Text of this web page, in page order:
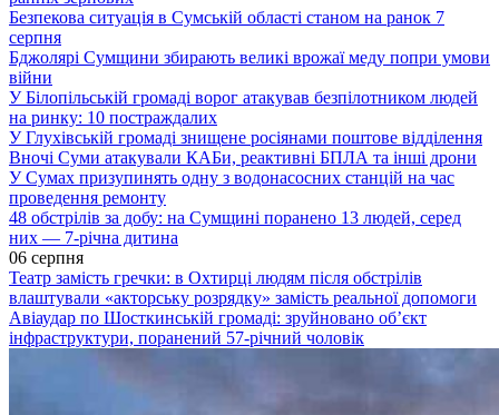
Безпекова ситуація в Сумській області станом на ранок 7
серпня
Бджолярі Сумщини збирають великі врожаї меду попри умови
війни
У Білопільській громаді ворог атакував безпілотником людей
на ринку: 10 постраждалих
У Глухівській громаді знищене росіянами поштове відділення
Вночі Суми атакували КАБи, реактивні БПЛА та інші дрони
У Сумах призупинять одну з водонасосних станцій на час
проведення ремонту
48 обстрілів за добу: на Сумщині поранено 13 людей, серед
них — 7-річна дитина
06 серпня
Театр замість гречки: в Охтирці людям після обстрілів
влаштували «акторську розрядку» замість реальної допомоги
Авіаудар по Шосткинській громаді: зруйновано об’єкт
інфраструктури, поранений 57-річний чоловік